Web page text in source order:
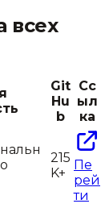
всех
Git
Hu
b
Сс
ыл
ка
215
K+
Пе
рей
ти